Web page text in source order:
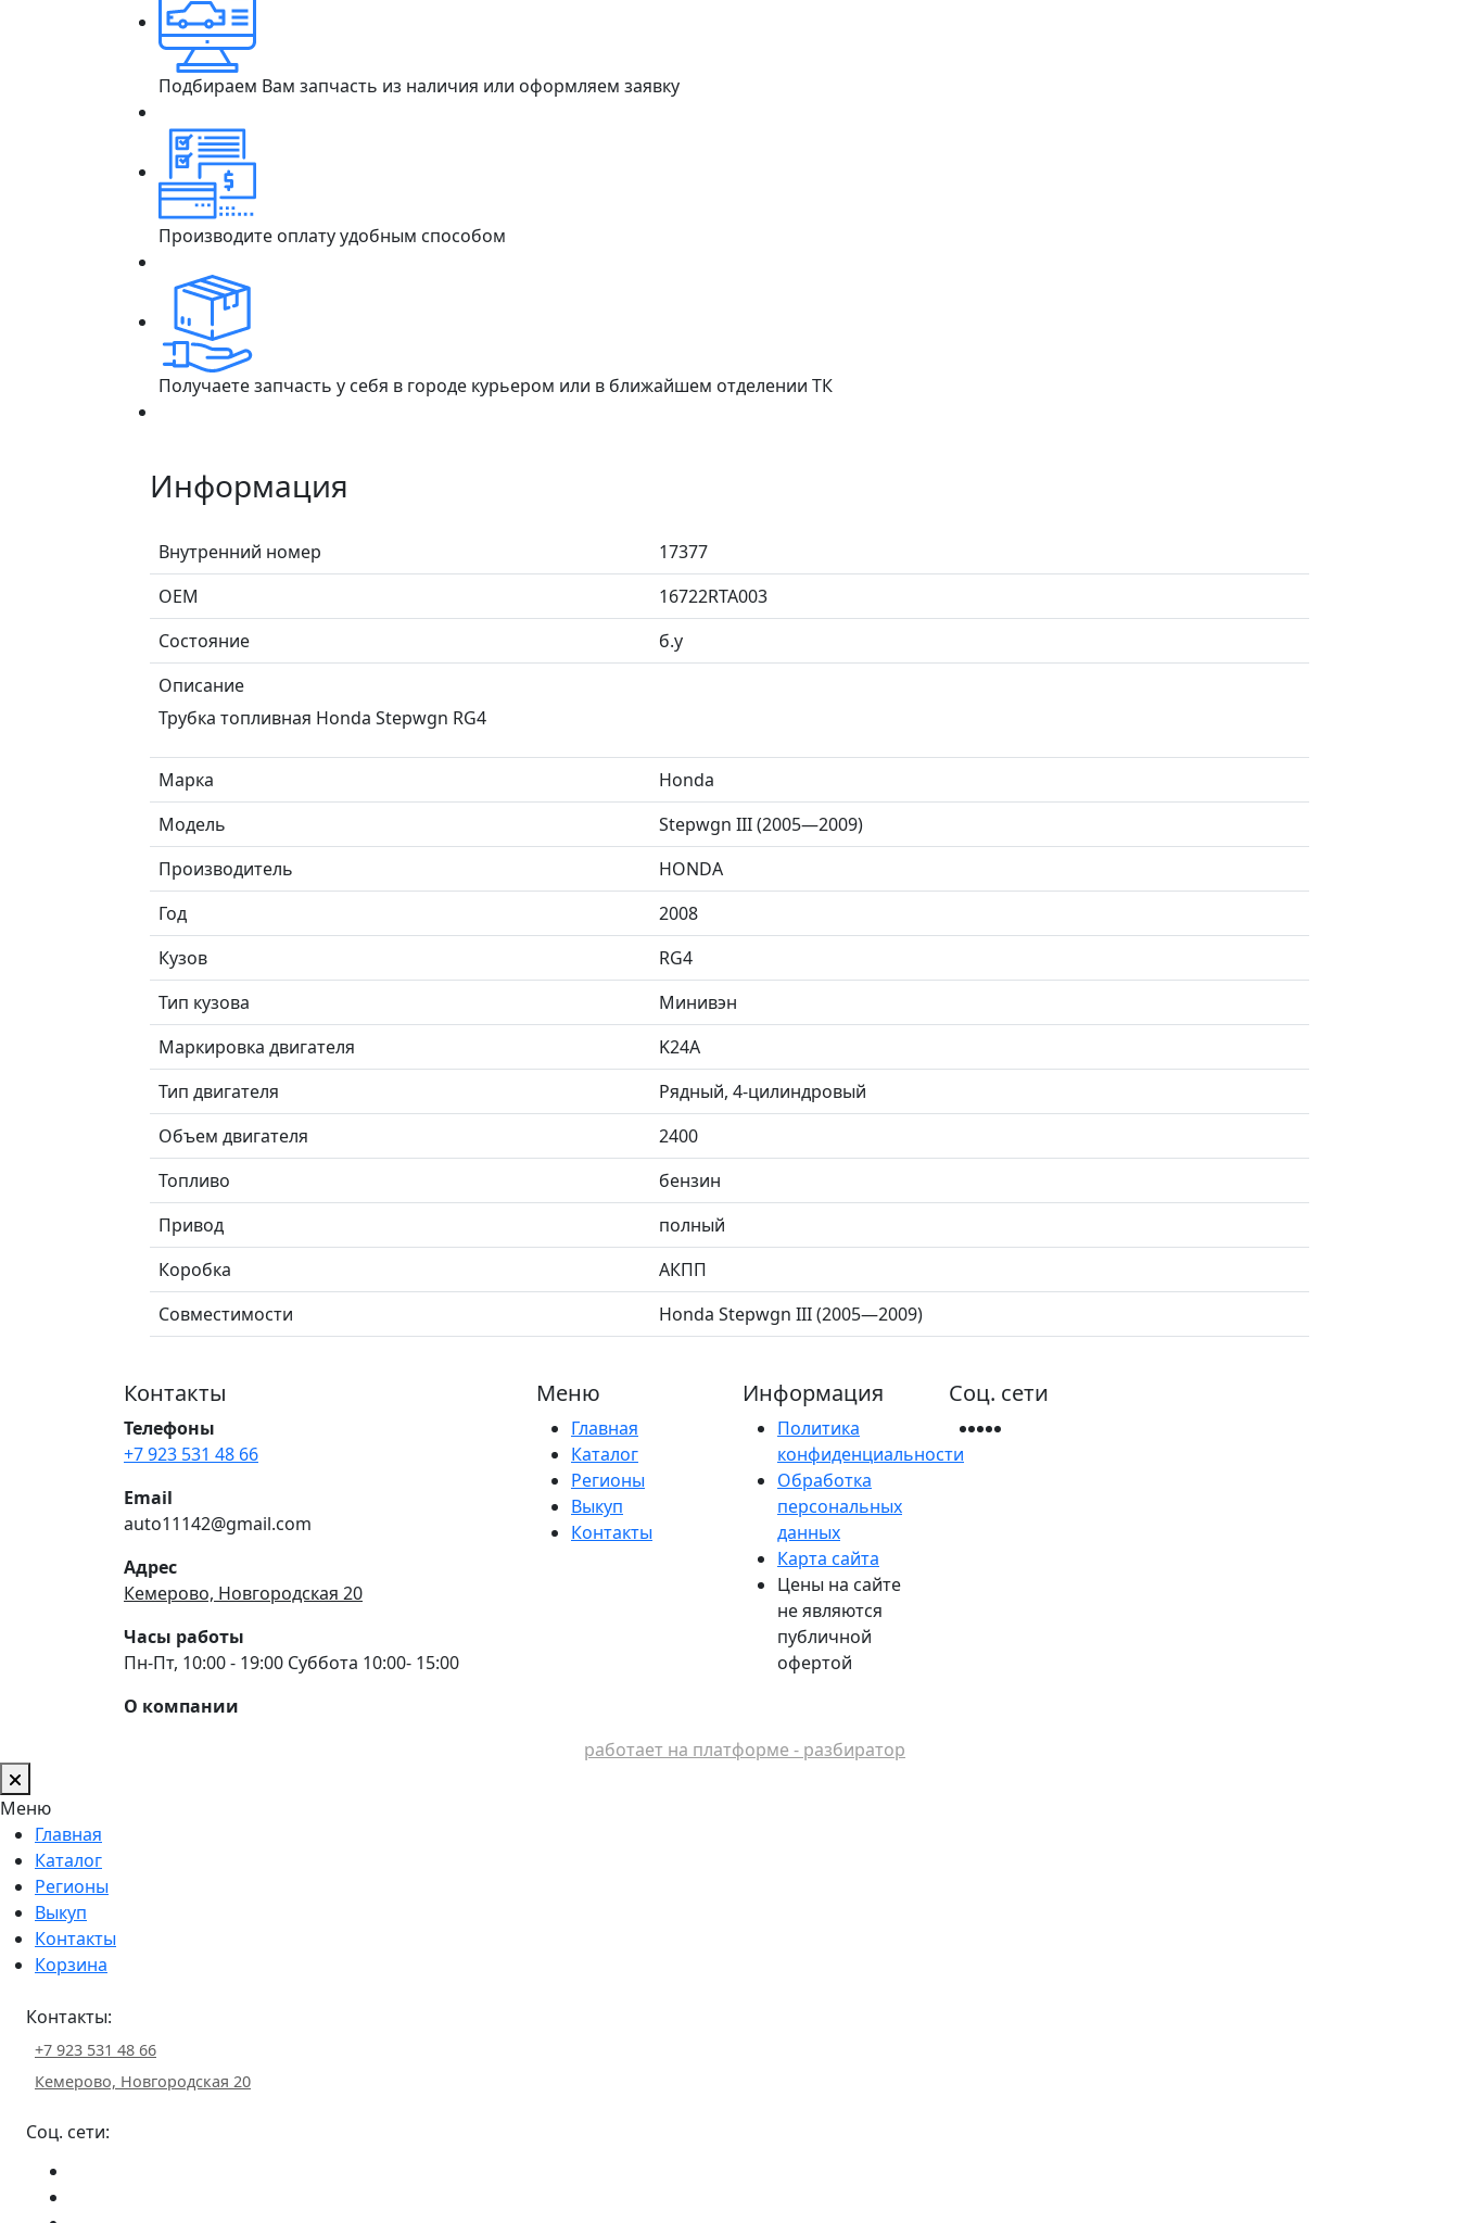
Подбираем Вам запчасть из наличия или оформляем заявку
Производите оплату удобным способом
Получаете запчасть у себя в городе курьером или в ближайшем отделении ТК
Информация
Внутренний номер
17377
ОЕМ
16722RTA003
Состояние
б.у
Описание
Трубка топливная Honda Stepwgn RG4
Марка
Honda
Модель
Stepwgn III (2005—2009)
Производитель
HONDA
Год
2008
Кузов
RG4
Тип кузова
Минивэн
Маркировка двигателя
K24A
Тип двигателя
Рядный, 4-цилиндровый
Объем двигателя
2400
Топливо
бензин
Привод
полный
Коробка
АКПП
Совместимости
Honda Stepwgn III (2005—2009)
Контакты
Телефоны
+7 923 531 48 66
Email
auto11142@gmail.com
Адрес
Кемерово, Новгородская 20
Часы работы
Пн-Пт, 10:00 - 19:00 Суббота 10:00- 15:00
О компании
Меню
Главная
Каталог
Регионы
Выкуп
Контакты
Информация
Политика
конфиденциальности
Обработка
персональных
данных
Карта сайта
Цены на сайте
не являются
публичной
офертой
Соц. сети
работает на платформе - разбиратор
Меню
Главная
Каталог
Регионы
Выкуп
Контакты
Корзина
Контакты:
+7 923 531 48 66
Кемерово, Новгородская 20
Соц. сети: